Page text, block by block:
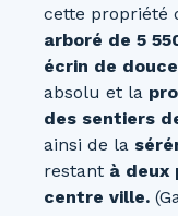
cette propriété
arboré de 5
écrin de
absolu et la
des sentiers
ainsi de la
restant à deux
centre ville.